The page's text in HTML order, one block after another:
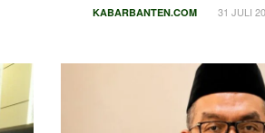
KABARBANTEN.COM 31 JULI